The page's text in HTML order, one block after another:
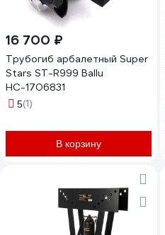
16 700 ₽
Трубогиб арбалетный Super
Stars ST-R999 Ballu
НС-1706831
5(1)
В корзину